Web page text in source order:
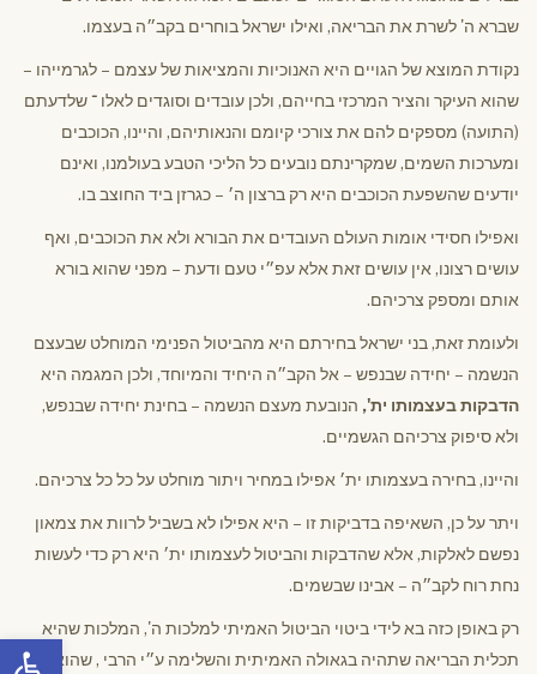
פתח
שברא ה' לשרת את הבריאה, ואילו ישראל בוחרים בקב״ה בעצמו.
נקודת המוצא של הגויים היא האנוכיות והמציאות של עצמם – לגרמייהו –
שהוא העיקר והציר המרכזי בחייהם, ולכן עובדים וסוגדים לאלו ־ שלדעתם
(התועה) מספקים להם את צורכי קיומם והנאותיהם, והיינו, הכוכבים
ומערכות השמים, שמקרינתם נובעים כל הליכי הטבע בעולמנו, ואינם
יודעים שהשפעת הכוכבים היא רק ברצון ה׳ – כגרזן ביד החוצב בו.
ואפילו חסידי אומות העולם העובדים את הבורא ולא את הכוכבים, ואף
עושים רצונו, אין עושים זאת אלא עפ״י טעם ודעת – מפני שהוא בורא
אותם ומספק צרכיהם.
ולעומת זאת, בני ישראל בחירתם היא מהביטול הפנימי המוחלט שבעצם
הנשמה – יחידה שבנפש – אל הקב״ה היחיד והמיוחד, ולכן המגמה היא
הדבקות בעצמותו ית', הנובעת מעצם הנשמה – בחינת יחידה שבנפש,
ולא סיפוק צרכיהם הגשמיים.
והיינו, בחירה בעצמותו ית׳ אפילו במחיר ויתור מוחלט על כל כל צרכיהם.
ויתר על כן, השאיפה בדביקות זו – היא אפילו לא בשביל לרוות את צמאון
נפשם לאלקות, אלא שהדבקות והביטול לעצמותו ית׳ היא רק כדי לעשות
נחת רוח לקב״ה – אבינו שבשמים.
רק באופן כזה בא לידי ביטוי הביטול האמיתי למלכות ה', המלכות שהיא
תכלית הבריאה שתהיה בגאולה האמיתית והשלימה ע״י הרבי , שהוא